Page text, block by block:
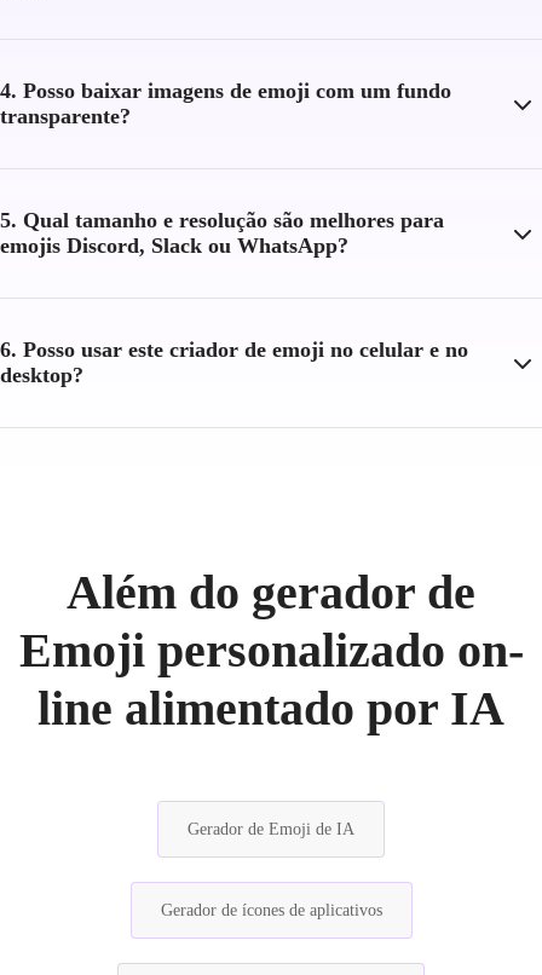
4. Posso baixar imagens de emoji com um fundo
transparente?
5. Qual tamanho e resolução são melhores para
emojis Discord, Slack ou WhatsApp?
6. Posso usar este criador de emoji no celular e no
desktop?
Além do gerador de
Emoji personalizado on-
line alimentado por IA
Gerador de Emoji de IA
Gerador de ícones de aplicativos